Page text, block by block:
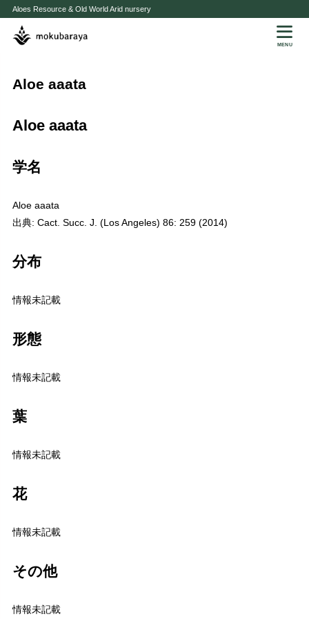
Aloes Resource & Old World Arid nursery
MENU
Aloe aaata
Aloe aaata
学名
Aloe aaata
出典: Cact. Succ. J. (Los Angeles) 86: 259 (2014)
分布
情報未記載
形態
情報未記載
葉
情報未記載
花
情報未記載
その他
情報未記載